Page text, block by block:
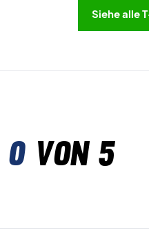
Siehe alle
0von 5